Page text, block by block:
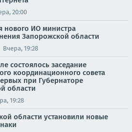
20:00
нового ИО министра
Запорожской области
Вчера, 19:28
состоялось заседание
координационного совета
при Губернаторе
области
19:28
области установили новые